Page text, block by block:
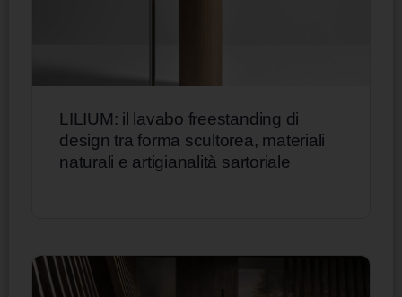
LILIUM: il lavabo freestanding di
design tra forma scultorea, materiali
naturali e artigianalità sartoriale